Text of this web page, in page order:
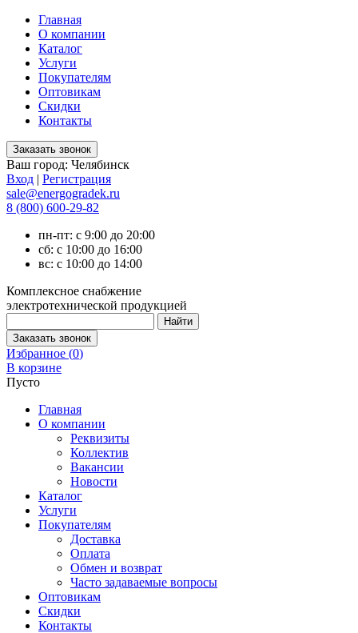
Главная
О компании
Каталог
Услуги
Покупателям
Оптовикам
Скидки
Контакты
Ваш город: Челябинск
Вход | Регистрация
sale@energogradek.ru
8 (800) 600-29-82
пн-пт: с 9:00 до 20:00
сб: с 10:00 до 16:00
вс: с 10:00 до 14:00
Комплексное снабжение
электротехнической продукцией
Избранное (0)
В корзине
Пусто
Главная
О компании
Реквизиты
Коллектив
Вакансии
Новости
Каталог
Услуги
Покупателям
Доставка
Оплата
Обмен и возврат
Часто задаваемые вопросы
Оптовикам
Скидки
Контакты